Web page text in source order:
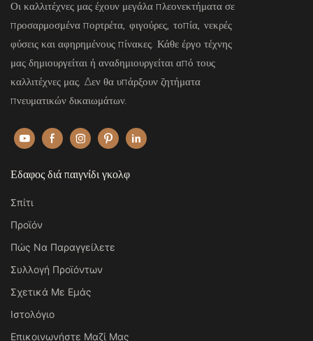
Οι καλλιτέχνες μας έχουν μεγάλα πλεονεκτήματα σε
προσαρμοσμένα πορτρέτα, φιγούρες, τοπία, νεκρές
φύσεις και αφηρημένους πίνακες. Κάθε έργο τέχνης
μας δημιουργείται ή αναδημιουργείται από τους
καλλιτέχνες μας. Δεν θα υπάρξουν ζητήματα
πνευματικών δικαιωμάτων.
Εδαφος διά παιγνίδι γκολφ
Σπίτι
Προϊόν
Πώς Να Παραγγείλετε
Συλλογή Προϊόντων
Σχετικά Με Εμάς
Ιστολόγιο
Επικοινωνήστε Μαζί Μας